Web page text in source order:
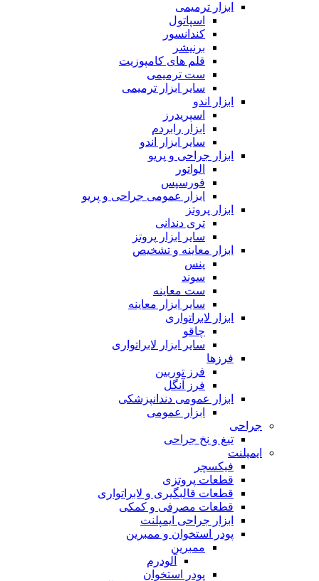
ابزار ترمیمی
اسپاتول
کندانسور
برنیشر
قلم های کامپوزیت
ست ترمیمی
سایر ابزار ترمیمی
ابزار اندو
اسپریدرز
ابزار رابردم
سایر ابزار اندو
ابزار جراحی و پریو
الواتور
فورسپس
ابزار عمومی جراحی و پریو
ابزار پروتز
تری دندانی
سایر ابزار پروتز
ابزار معاینه و تشخیص
پنس
سوند
ست معاینه
سایر ابزار معاینه
ابزار لابراتواری
چاقو
سایر ابزار لابراتواری
فرزها
فرز توربین
فرز آنگل
ابزار عمومی دندانپزشکی
ابزار عمومی
جراحی
تیغ و نخ جراحی
ایمپلنت
فیکسچر
قطعات پروتزی
قطعات قالبگیری و لابراتواری
قطعات مصرفی و کمکی
ابزار جراحی ایمپلنت
پودر استخوان و ممبرین
ممبرین
آلودرم
پودر استخوان